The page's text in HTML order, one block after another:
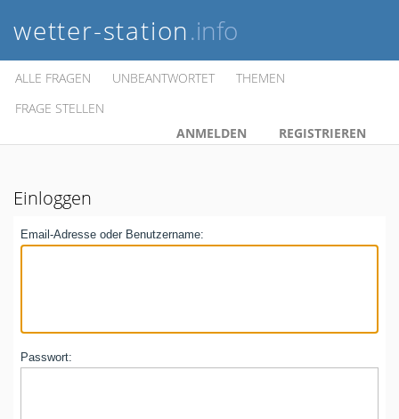
wetter-station.info
ALLE FRAGEN UNBEANTWORTET
THEMEN
FRAGE STELLEN
ANMELDEN
REGISTRIEREN
Einloggen
Email-Adresse oder Benutzername:
Passwort: